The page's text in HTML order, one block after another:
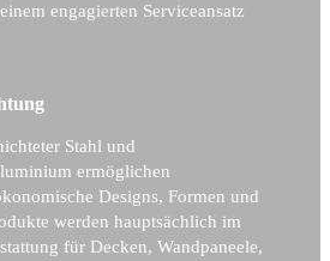
engagierten Serviceansatz
Stahl und
ermöglichen
Designs, Formen und
werden hauptsächlich im
für Decken, Wandpaneele,